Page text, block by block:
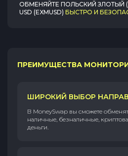
ОБМЕНЯЙТЕ ПОЛЬСКИЙ ЗЛОТЫЙ
USD (EXMUSD) БЫСТРО И
ПРЕИМУЩЕСТВА
ШИРОКИЙ ВЫБОР
В MoneySwap вы сможете
наличные, безналичные,
деньги.